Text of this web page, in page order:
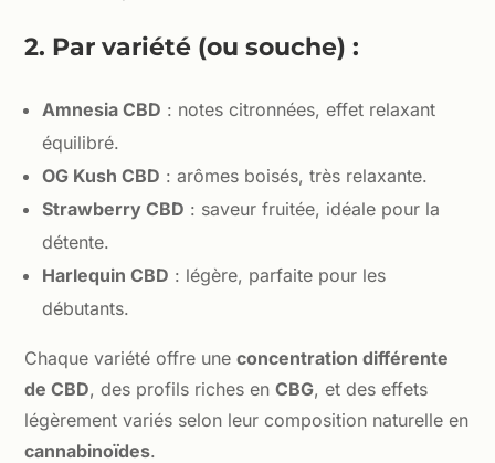
2. Par variété (ou souche) :
Amnesia CBD : notes citronnées, effet relaxant
équilibré.
OG Kush CBD : arômes boisés, très relaxante.
Strawberry CBD : saveur fruitée, idéale pour la
détente.
Harlequin CBD : légère, parfaite pour les
débutants.
Chaque variété offre uneconcentration différente
de CBD, des profils riches enCBG, et des effets
légèrement variés selon leur composition naturelle en
cannabinoïdes.